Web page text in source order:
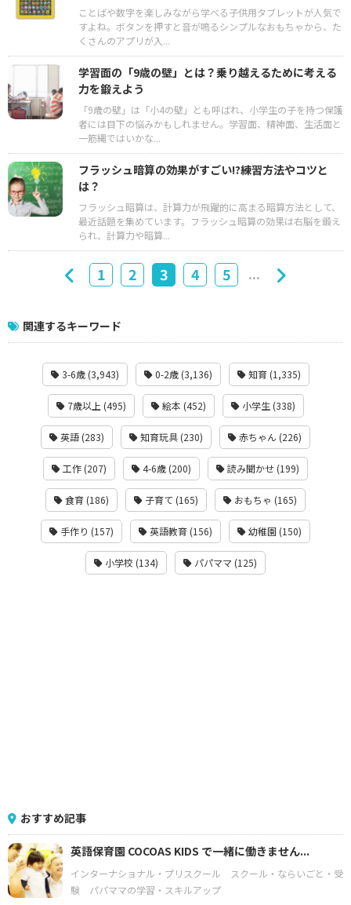
ことばや数字を楽しみながら学べる子供用タブレットが人気で
すよね。ボタンを押すと音が鳴るシンプルなおもちゃから、た
くさんのアプリが入...
学習面の「9歳の壁」とは？乗り越えるために考える
力を鍛えよう
「9歳の壁」は「小4の壁」とも呼ばれ、小学生の子を持つ保護
者には目下の悩みかもしれません。学習面、精神面、生活面と
一筋縄ではいかな...
フラッシュ暗算の効果がすごい!?練習方法やコツと
は？
フラッシュ暗算は、計算力が飛躍的に高まる暗算方法として、
最近話題を集めています。フラッシュ暗算の効果は右脳を鍛え
られ、計算力や暗算...
1 2 3 4 5 ...
関連するキーワード
3-6歳 (3,943) 0-2歳 (3,136) 知育 (1,335)
7歳以上 (495) 絵本 (452) 小学生 (338)
英語 (283) 知育玩具 (230) 赤ちゃん (226)
工作 (207) 4-6歳 (200) 読み聞かせ (199)
食育 (186) 子育て (165) おもちゃ (165)
手作り (157) 英語教育 (156) 幼稚園 (150)
小学校 (134) パパママ (125)
おすすめ記事
英語保育園 COCOAS KIDS で一緒に働きません...
インターナショナル・プリスクール
スクール・ならいごと・受
験
パパママの学習・スキルアップ